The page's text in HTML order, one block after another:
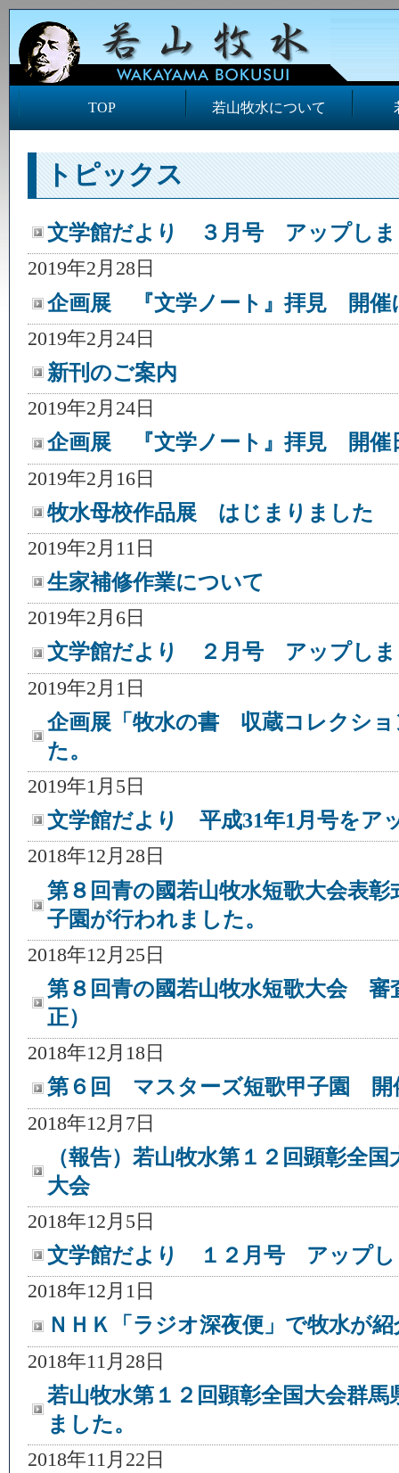
TOP 若山牧水について
トピックス
文学館だより ３月号 アップしま
2019年2月28日
企画展 『文学ノート』拝見 開催
2019年2月24日
新刊のご案内
2019年2月24日
企画展 『文学ノート』拝見 開催
2019年2月16日
牧水母校作品展 はじまりました
2019年2月11日
生家補修作業について
2019年2月6日
文学館だより ２月号 アップしま
2019年2月1日
企画展「牧水の書 収蔵コレクショ
た。
2019年1月5日
文学館だより 平成31年1月号をア
2018年12月28日
第８回青の國若山牧水短歌大会表
子園が行われました。
2018年12月25日
第８回青の國若山牧水短歌大会 審
正）
2018年12月18日
第６回 マスターズ短歌甲子園 開
2018年12月7日
（報告）若山牧水第１２回顕彰全
大会
2018年12月5日
文学館だより １２月号 アップし
2018年12月1日
ＮＨＫ「ラジオ深夜便」で牧水が
2018年11月28日
若山牧水第１２回顕彰全国大会群
ました。
2018年11月22日